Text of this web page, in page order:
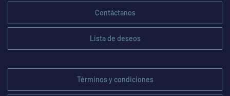
Contáctanos
Lista de deseos
Términos y condiciones